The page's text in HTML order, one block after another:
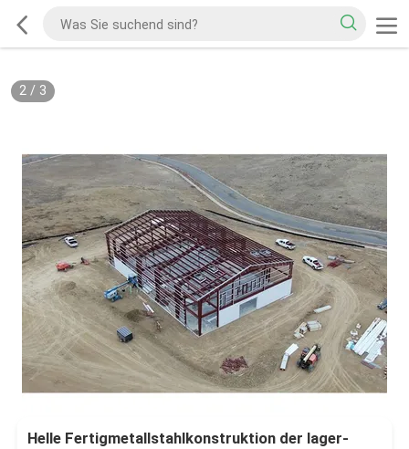
2/ 3
Helle Fertigmetallstahlkonstruktion der lager-